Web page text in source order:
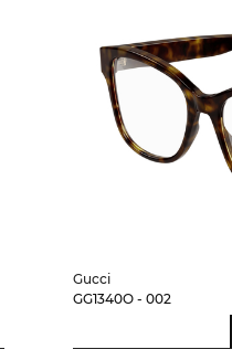
Gucci
GG1340O - 002